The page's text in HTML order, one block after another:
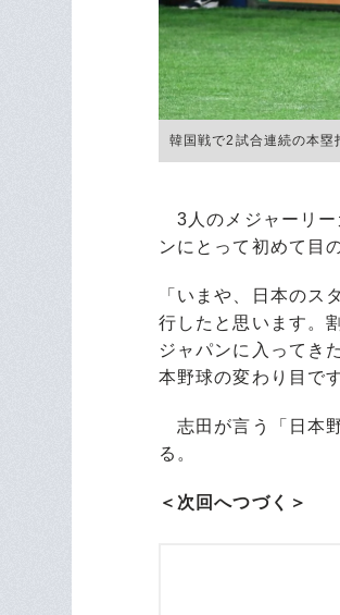
韓国戦で2試合連続の本
3人のメジャーリー
ンにとって初めて目
「いまや、日本のス
行したと思います。
ジャパンに入ってき
本野球の変わり目で
志田が言う「日本
る。
＜次回へつづく＞